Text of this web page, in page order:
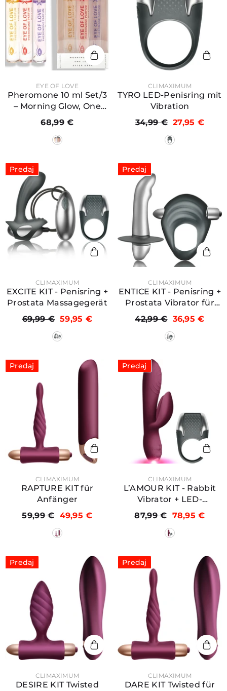
PREDAJCA:EYE OF LOVE
Pheromone 10 ml Set/3
– Morning Glow, One
Love, After Dark (für
Sie)
68,99 €
PREDAJCA:CLIMAXIMUM
TYRO LED-Penisring mit
Vibration
34,99 € 27,95 €
Predaj
PREDAJCA:CLIMAXIMUM
EXCITE KIT - Penisring +
Prostata Massagegerät
69,99 € 59,95 €
Predaj
PREDAJCA:CLIMAXIMUM
ENTICE KIT - Penisring +
Prostata Vibrator für
Anfänger
42,99 € 36,95 €
Predaj
PREDAJCA:CLIMAXIMUM
RAPTURE KIT für
Anfänger
59,99 € 49,95 €
Predaj
PREDAJCA:CLIMAXIMUM
L’AMOUR KIT - Rabbit
Vibrator + LED-
Penisring
87,99 € 78,95 €
Predaj
PREDAJCA:CLIMAXIMUM
DESIRE KIT Twisted
Predaj
PREDAJCA:CLIMAXIMUM
DARE KIT Twisted für